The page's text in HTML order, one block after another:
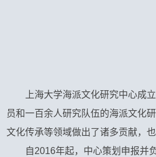
上海大学海派文化研究中心成
员和一百余人研究队伍的海派文化
文化传承等领域做出了诸多贡献，
自2016年起，中心策划申报并